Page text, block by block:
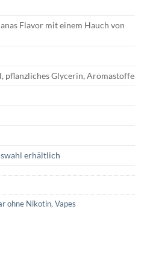
Flavor mit einem Hauch von
pflanzliches Glycerin, Aromastoffe
erhältlich
ohne Nikotin, Vapes